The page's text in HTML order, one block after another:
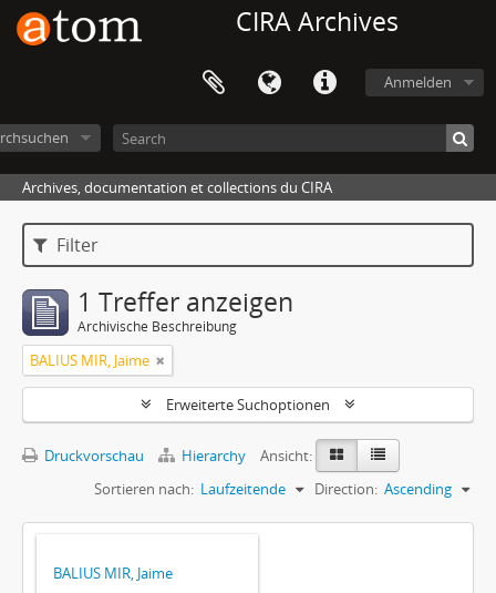
CIRA Archives
Anmelden
Archives, documentation et collections du CIRA
Filter
1 Treffer anzeigen
Archivische Beschreibung
BALIUS MIR, Jaime
Erweiterte Suchoptionen
Druckvorschau Hierarchy
Ansicht:
Sortieren nach: Laufzeitende Direction: Ascending
BALIUS MIR, Jaime